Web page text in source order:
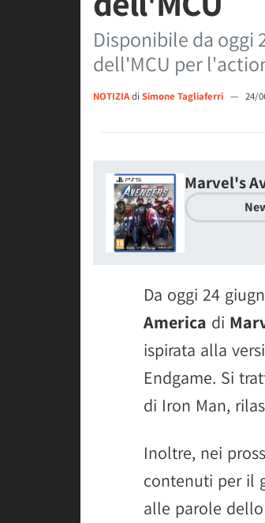
Disponibile da oggi
dell'MCU per
NOTIZIAdi Simone Tagliaferri — 24/
Marvel's
Da oggi 24
America di
ispirata alla
Endgame. Si
di Iron Man,
Inoltre, nei
contenuti per il
alle parole